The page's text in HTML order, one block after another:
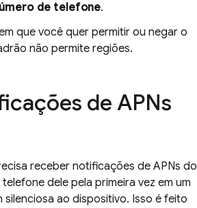
de telefone.
que você quer permitir ou negar o
não permite regiões.
de APNs
receber notificações de APNs do
dele pela primeira vez em um
ao dispositivo. Isso é feito